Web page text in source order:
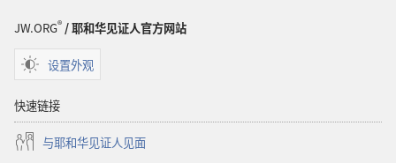
JW.ORG®/ 耶和华见证人官方网站
设置外观
快速链接
与耶和华见证人见面